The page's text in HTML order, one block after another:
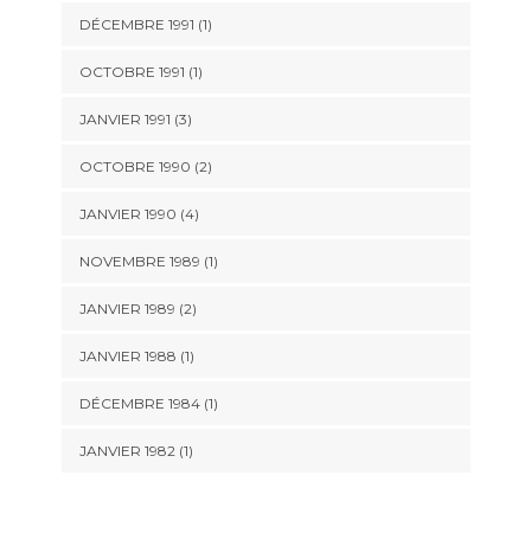
DÉCEMBRE 1991 (1)
OCTOBRE 1991 (1)
JANVIER 1991 (3)
OCTOBRE 1990 (2)
JANVIER 1990 (4)
NOVEMBRE 1989 (1)
JANVIER 1989 (2)
JANVIER 1988 (1)
DÉCEMBRE 1984 (1)
JANVIER 1982 (1)